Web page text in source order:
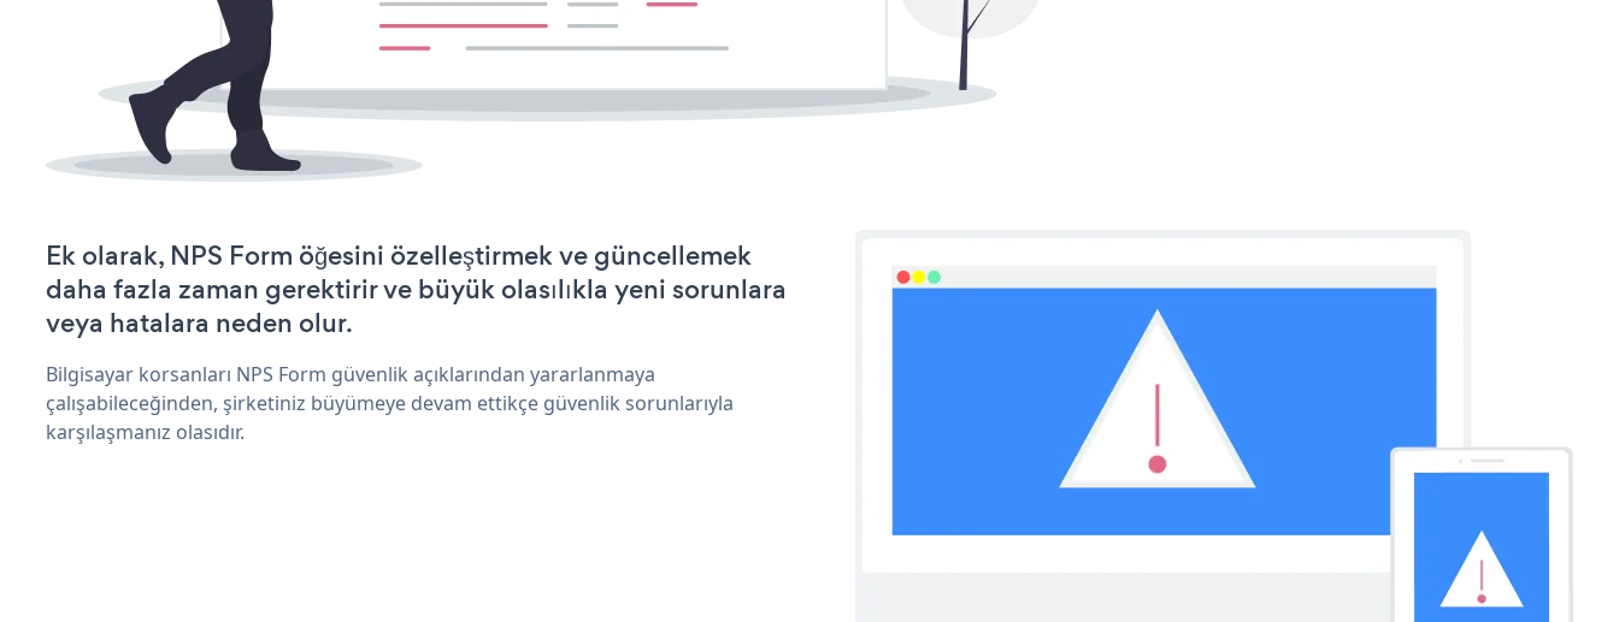
Ek olarak, NPS Form öğesini özelleştirmek ve güncellemek
daha fazla zaman gerektirir ve büyük olasılıkla yeni sorunlara
veya hatalara neden olur.
Bilgisayar korsanları NPS Form güvenlik açıklarından yararlanmaya
çalışabileceğinden, şirketiniz büyümeye devam ettikçe güvenlik sorunlarıyla
karşılaşmanız olasıdır.